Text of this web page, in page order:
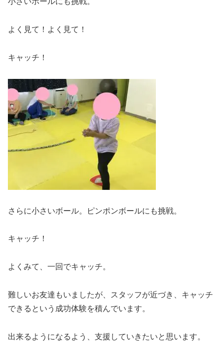
よく見て！よく見て！
キャッチ！
さらに小さいボール。ピンポンボールにも挑戦。
キャッチ！
よくみて、一回でキャッチ。
難しいお友達もいましたが、スタッフが近づき、キャッチ
できるという成功体験を積んでいます。
出来るようになるよう、支援していきたいと思います。